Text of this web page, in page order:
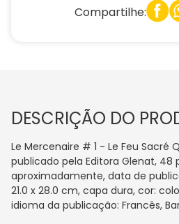
Compartilhe:
DESCRIÇÃO DO
Le Mercenaire # 1 - Le Feu Sacré
publicado pela Editora Glenat, 48
aproximadamente, data de
21.0 x 28.0 cm, capa dura, cor:
idioma da publicação: Francês,